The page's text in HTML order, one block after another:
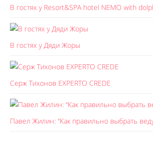
В гостях у Resort&SPA hotel NEMO with
В гостях у Дяди Жоры
Серж Тихонов EXPERTO CREDE
Павел Жилин: “Как правильно выбрать